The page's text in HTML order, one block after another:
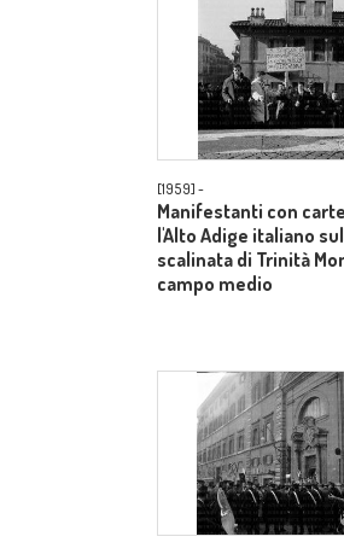
[1959] -
Manifestanti con
l'Alto Adige italiano
scalinata di Trinità
campo medio